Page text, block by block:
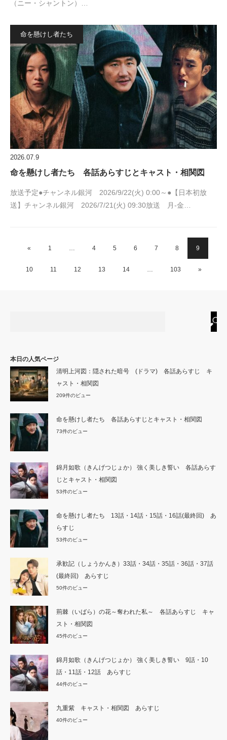
（ニー・シャントン）…
命を懸けし者たち
2026.07.9
命を懸けし者たち 各話あらすじとキャスト・相関図
放送予定●チャンネル銀河 2026/9/22(火) 0:00～●【日本初放
送】チャンネル銀河 2026/7/21(火) 09:30放送 月-金…
« 1 4 5 6 7 8 9
10 11 12 13 14 103 »
本日の人気ページ
清明上河図：隠された暗号 (ドラマ) 各話あらすじ キ
ャスト・相関図
209件のビュー
命を懸けし者たち 各話あらすじとキャスト・相関図
73件のビュー
錦月如歌（きんげつじょか） 強く美しき誓い 各話あらす
じとキャスト・相関図
53件のビュー
命を懸けし者たち 13話・14話・15話・16話(最終回) あ
らすじ
53件のビュー
承歓記（しょうかんき）33話・34話・35話・36話・37話
(最終回) あらすじ
50件のビュー
荊棘（いばら）の花～奪われた私～ 各話あらすじ キャ
スト・相関図
45件のビュー
錦月如歌（きんげつじょか） 強く美しき誓い 9話・10
話・11話・12話 あらすじ
44件のビュー
九重紫 キャスト・相関図 あらすじ
40件のビュー